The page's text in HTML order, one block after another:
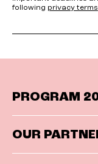
following privacy terms
PROGRAM
OUR